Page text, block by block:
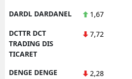
DARDL DARDANEL 1,67
DCTTR DCT
TRADING DIS
TICARET
7,72
DENGE DENGE
2,28